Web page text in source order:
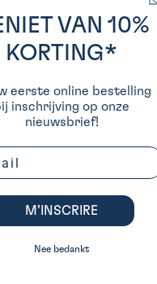
VAN 10%
KORTING*
eerste online bestelling
inschrijving op onze
nieuwsbrief!
M’INSCRIRE
Nee bedankt